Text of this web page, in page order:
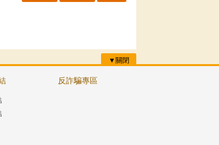
▼關閉
反詐騙專區